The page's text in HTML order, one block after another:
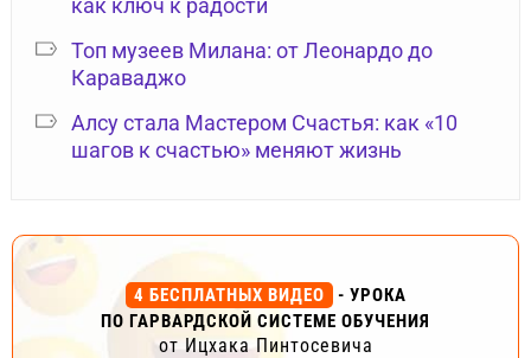
Топ музеев Милана: от Леонардо до
Караваджо
Алсу стала Мастером Счастья: как «10
шагов к счастью» меняют жизнь
4 БЕСПЛАТНЫХ ВИДЕО
- УРОКА
ПО ГАРВАРДСКОЙ СИСТЕМЕ ОБУЧЕНИЯ
от Ицхака Пинтосевича